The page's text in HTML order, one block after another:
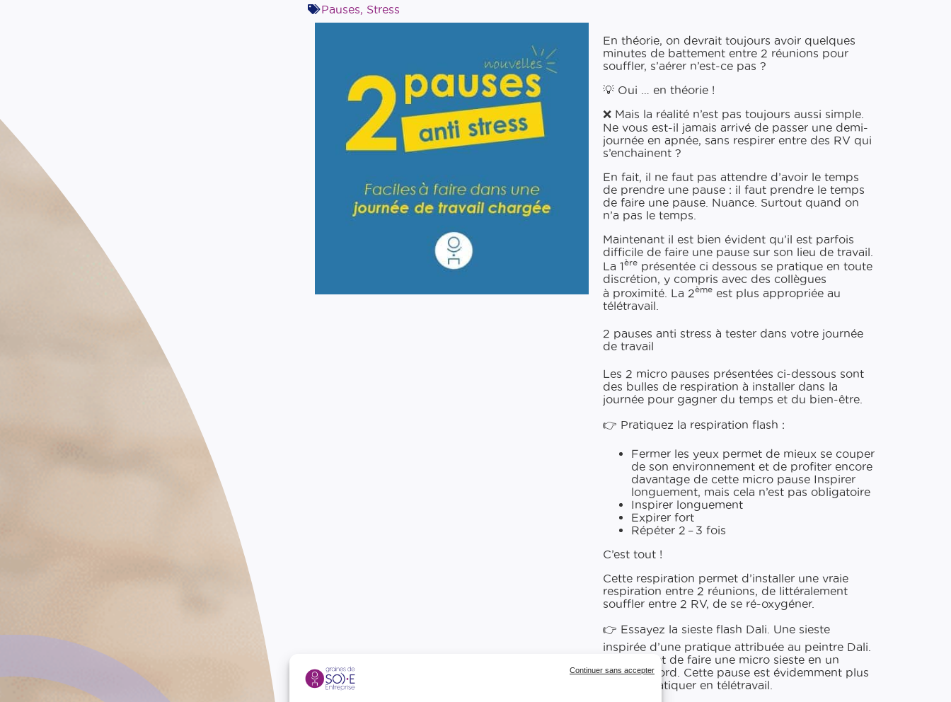
Continuer sans accepter
Pauses Stress
En théorie, on devrait toujours avoir quelques
minutes de battement entre 2 réunions pour
souffler, s’aérer n’est-​ce pas ?
💡 Oui … en théorie !
❌ Mais la réalité n’est pas toujours aussi simple.
Ne vous est-​il jamais arrivé de passer une demi-​
journée en apnée, sans respirer entre des RV qui
s’enchainent ?
En fait, il ne faut pas attendre d’avoir le temps
de prendre une pause : il faut prendre le temps
de faire une pause. Nuance. Surtout quand on
n’a pas le temps.
Maintenant il est bien évident qu’il est parfois
difficile de faire une pause sur son lieu de travail.
La 1èreprésentée ci dessous se pratique en toute
discrétion, y compris avec des collègues
à proximité. La 2èmeest plus appropriée au
télétravail.
2 pauses anti stress à tester dans votre journée
de travail
Les 2 micro pauses présentées ci-​dessous sont
des bulles de respiration à installer dans la
journée pour gagner du temps et du bien-être.
👉 Pratiquez la respiration flash :
Fermer les yeux permet de mieux se couper
de son environnement et de profiter encore
davantage de cette micro pause Inspirer
longuement, mais cela n’est pas obligatoire
Inspirer longuement
Expirer fort
Répéter 2 – 3 fois
C’est tout !
Cette respiration permet d’installer une vraie
respiration entre 2 réunions, de littéralement
souffler entre 2 RV, de se ré-oxygéner.
👉 Essayez la sieste flash Dali. Une sieste
inspirée d’une pratique attribuée au peintre Dali.
Elle permet de faire une micro sieste en un
temps record. Cette pause est évidemment plus
facile à pratiquer en télétravail.